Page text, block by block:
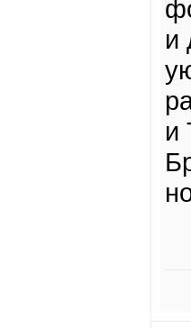
и
и